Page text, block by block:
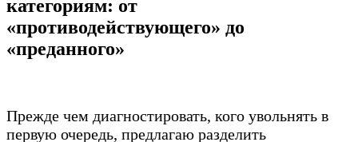
категориям: от
«противодействующего» до
«преданного»
Прежде чем диагностировать, кого увольнять в
первую очередь, предлагаю разделить